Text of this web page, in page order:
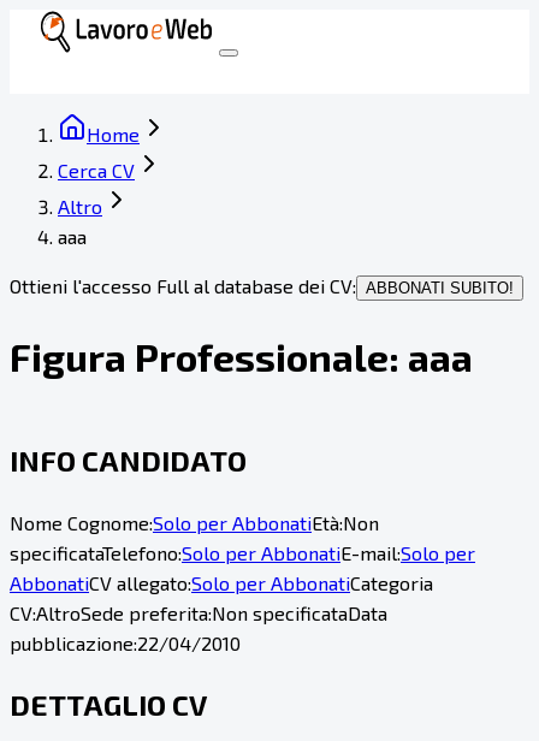
Home
Cerca CV
Altro
aaa
Ottieni l'accesso Full al database dei CV: ABBONATI SUBITO!
Figura Professionale: aaa
INFO CANDIDATO
Nome Cognome:Solo per AbbonatiEtà:Non
specificataTelefono:Solo per AbbonatiE-mail:Solo per
AbbonatiCV allegato:Solo per AbbonatiCategoria
CV:AltroSede preferita:Non specificataData
pubblicazione:22/04/2010
DETTAGLIO CV